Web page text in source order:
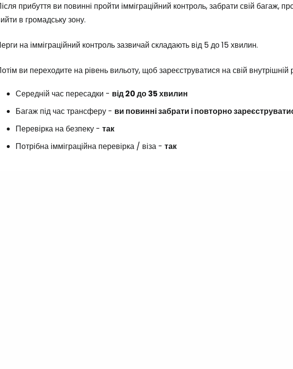
прибуття ви повинні пройти імміграційний контроль, забрати свій багаж,
в громадську зону.
на імміграційний контроль зазвичай складають від 5 до 15 хвилин.
ви переходите на рівень вильоту, щоб зареєструватися на свій внутрішній
Середній час пересадки - від 20 до 35 хвилин
Багаж під час трансферу - ви повинні забрати і повторно
Перевірка на безпеку - так
Потрібна імміграційна перевірка / віза - так